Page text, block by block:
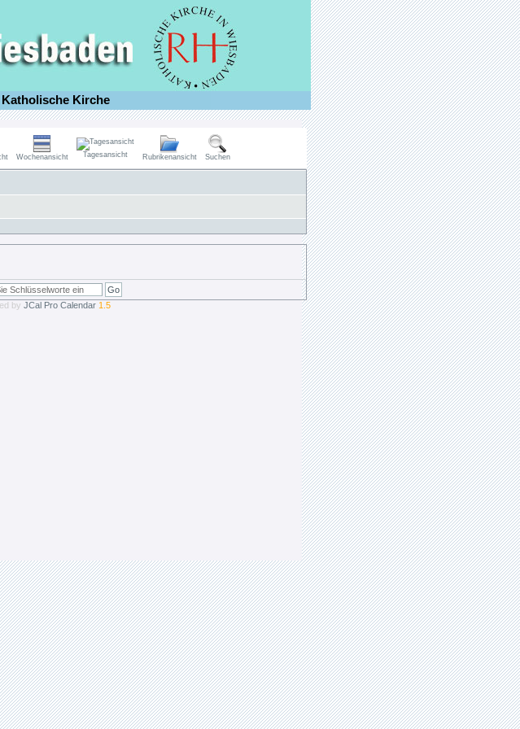
Katholische Kirche
Wochenansicht Tagesansicht Rubrikenansicht Suchen
by JCal Pro Calendar 1.5